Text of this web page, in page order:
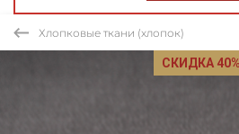
Хлопковые ткани (хлопок)
СКИДКА 40%